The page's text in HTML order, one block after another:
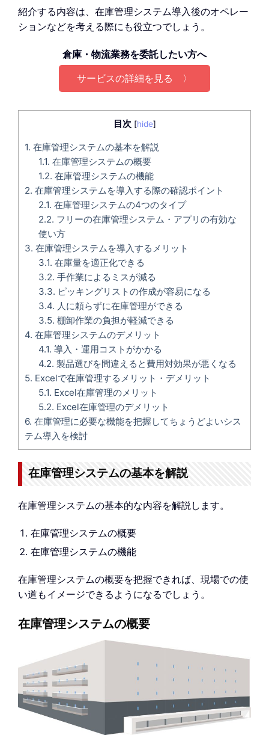
紹介する内容は、在庫管理システム導入後のオペレー
ションなどを考える際にも役立つでしょう。
倉庫・物流業務を委託したい方へ
サービスの詳細を見る 〉
目次 [hide]
1. 在庫管理システムの基本を解説
1.1. 在庫管理システムの概要
1.2. 在庫管理システムの機能
2. 在庫管理システムを導入する際の確認ポイント
2.1. 在庫管理システムの4つのタイプ
2.2. フリーの在庫管理システム・アプリの有効な
使い方
3. 在庫管理システムを導入するメリット
3.1. 在庫量を適正化できる
3.2. 手作業によるミスが減る
3.3. ピッキングリストの作成が容易になる
3.4. 人に頼らずに在庫管理ができる
3.5. 棚卸作業の負担が軽減できる
4. 在庫管理システムのデメリット
4.1. 導入・運用コストがかかる
4.2. 製品選びを間違えると費用対効果が悪くなる
5. Excelで在庫管理するメリット・デメリット
5.1. Excel在庫管理のメリット
5.2. Excel在庫管理のデメリット
6. 在庫管理に必要な機能を把握してちょうどよいシス
テム導入を検討
在庫管理システムの基本を解説
在庫管理システムの基本的な内容を解説します。
在庫管理システムの概要
在庫管理システムの機能
在庫管理システムの概要を把握できれば、現場での使
い道もイメージできるようになるでしょう。
在庫管理システムの概要